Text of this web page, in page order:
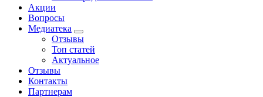
Акции
Вопросы
Медиатека
Отзывы
Топ статей
Актуальное
Отзывы
Контакты
Партнерам